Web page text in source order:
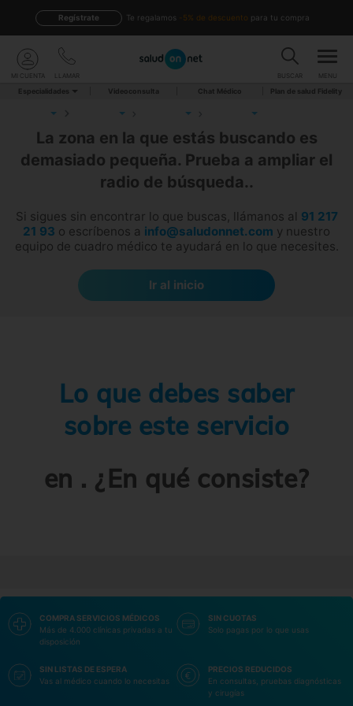
te regalamos -5% de descuento para tu compra
Regístrate
LLAMAR
MI CUENTA BUSCAR MENU
Especialidades Videoconsulta Chat Médico Plan de salud Fidelity
La zona en la que estás buscando es
demasiado pequeña. Prueba a ampliar el
radio de búsqueda..
Si sigues sin encontrar lo que buscas, llámanos al 91 217
21 93 o escríbenos a info@saludonnet.com y nuestro
equipo de cuadro médico te ayudará en lo que necesites.
Ir al inicio
Lo que debes saber
sobre este servicio
en . ¿En qué consiste?
COMPRA SERVICIOS MÉDICOS
Más de 4.000 clínicas privadas a tu
disposición
SIN CUOTAS
Solo pagas por lo que usas
SIN LISTAS DE ESPERA
Vas al médico cuando lo necesitas
PRECIOS REDUCIDOS
En consultas, pruebas diagnósticas
y cirugías